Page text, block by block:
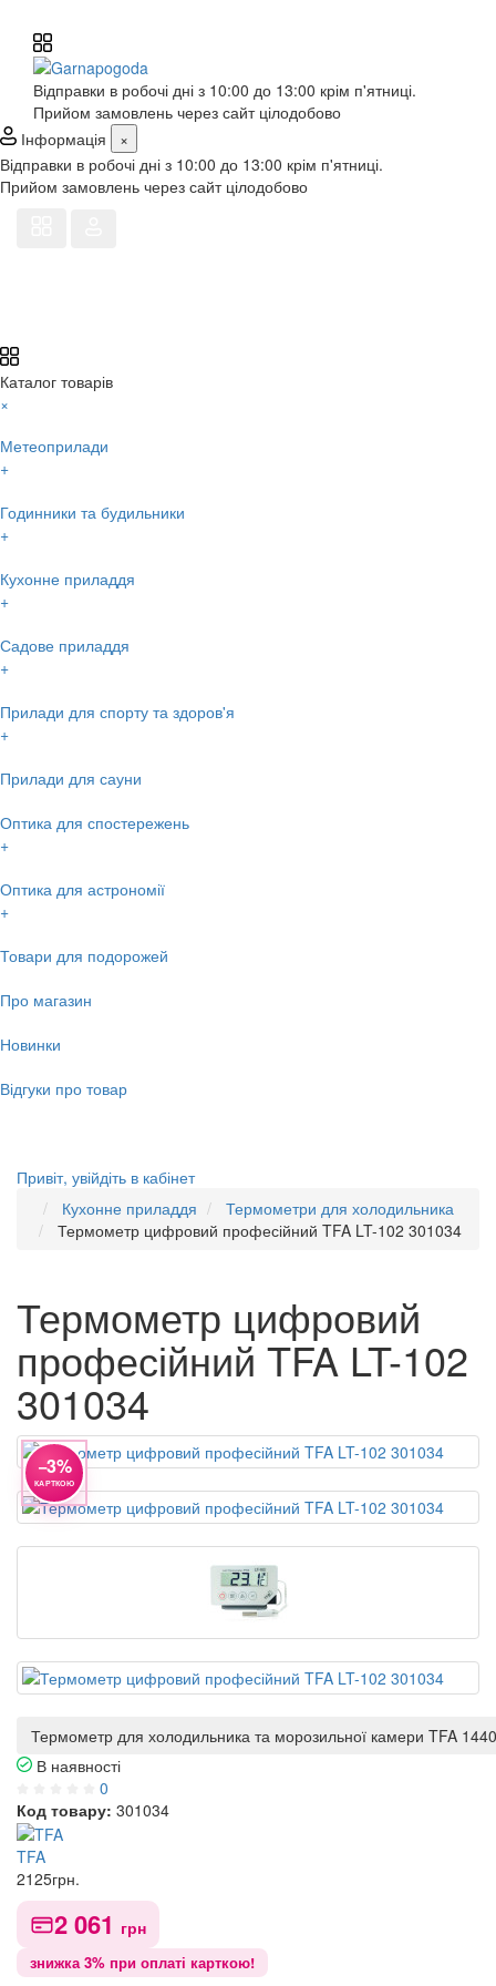
Відправки в робочі дні з 10:00 до 13:00 крім п'ятниці.
Прийом замовлень через сайт цілодобово
Інформація
×
Відправки в робочі дні з 10:00 до 13:00 крім п'ятниці.
Прийом замовлень через сайт цілодобово
Каталог товарів
×
Метеоприлади
+
Годинники та будильники
+
Кухонне приладдя
+
Садове приладдя
+
Прилади для спорту та здоров'я
+
Прилади для сауни
Оптика для спостережень
+
Оптика для астрономії
+
Товари для подорожей
Про магазин
Новинки
Відгуки про товар
Привіт, увійдіть в кабінет
Кухонне приладдя
Термометри для холодильника
Термометр цифровий професійний TFA LT-102 301034
Термометр цифровий
професійний TFA LT-102
301034
−3%
КАРТКОЮ
Термометр для холодильника та морозильної камери TFA
В наявності
0
Код товару: 301034
TFA
2125грн.
2 061 грн
знижка 3% при оплаті карткою!